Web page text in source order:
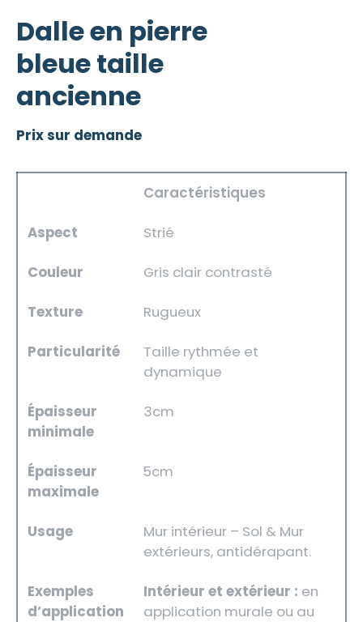
Dalle en pierre
bleue taille
ancienne
Prix sur demande
Caractéristiques
Aspect Strié
Couleur Gris clair contrasté
Texture Rugueux
Particularité
Taille rythmée et
dynamique
Épaisseur
minimale
3cm
Épaisseur
maximale
5cm
Usage
Mur intérieur – Sol & Mur
extérieurs, antidérapant.
Exemples
d’application
Intérieur et extérieur : en
application murale ou au